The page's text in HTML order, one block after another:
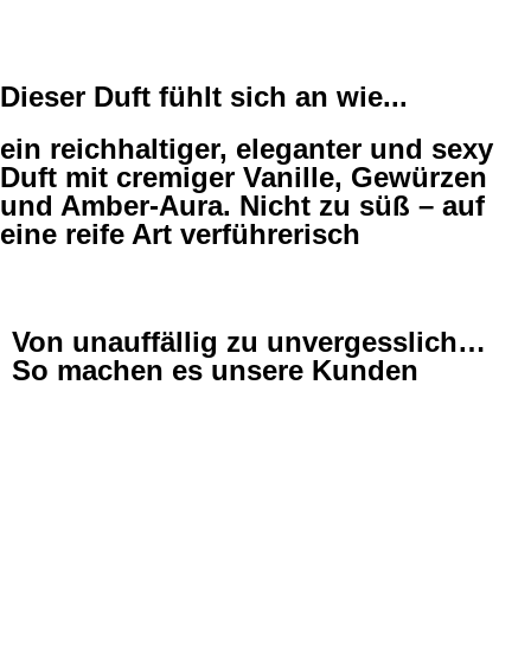
Dieser Duft fühlt sich an wie...
ein reichhaltiger, eleganter und sexy
Duft mit cremiger Vanille, Gewürzen
und Amber-Aura. Nicht zu süß – auf
eine reife Art verführerisch
Von unauffällig zu unvergesslich…
So machen es unsere Kunden